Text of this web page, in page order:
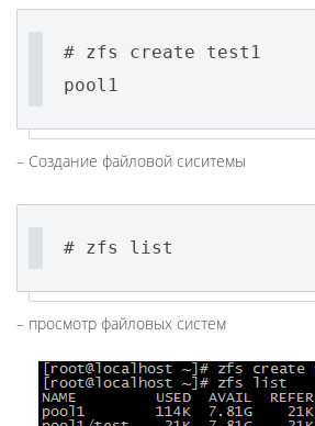
# zfs create test1
pool1
– Создание файловой сиситемы
# zfs list
– просмотр файловых систем